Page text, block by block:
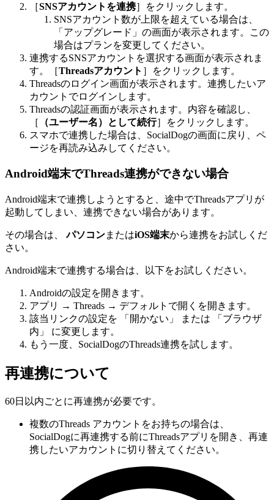
［SNSアカウントを連携］をクリックします。
SNSアカウント数が上限を超えている場合は、
「アップグレード」の画面が表示されます。この
場合はプランを変更してください。
連携するSNSアカウントを選択する画面が表示されま
す。［Threadsアカウント ］をクリックします。
Threadsのログイン画面が表示されます。連携したいア
カウントでログインします。
Threadsの認証画面が表示されます。内容を確認し、
［
（ユーザー名）として続行］をクリックします。
スマホで連携した場合は、SocialDogの画面に戻り、ペ
ージを再読み込みしてください。
Android端末でThreads連携ができない場合
Android端末で連携しようとすると、途中でThreadsアプリが
起動してしまい、連携できない場合があります。
その場合は、パソコンまたはiOS端末から連携をお試しくだ
さい。
Android端末で連携する場合は、以下をお試しください。
Androidの設定を開きます。
アプリ → Threads → デフォルトで開くを開きます。
該当リンクの設定を 「開かない」 または 「ブラウザ
内」 に変更します。
もう一度、SocialDogのThreads連携を試します。
再連携について
60日以内ごとに再連携が必要です。
複数のThreads アカウントをお持ちの場合は、
SocialDogに再連携する前にThreadsアプリを開き、再連
携したいアカウントに切り替えてください。